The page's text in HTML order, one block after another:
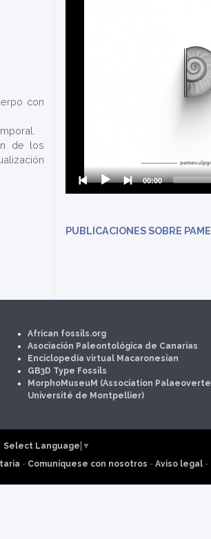
con
de los
PUBLICACIONES SOBRE
African fossils.org
Asociación Paleontológica de Canarias
Enciclopedia virtual Macaronesian
GB3D Type Fossils
MorphoMuseuM (Association
Université de Montpellier)
Select Language ▼
- Comuníquese con nosotros - Aviso legal -